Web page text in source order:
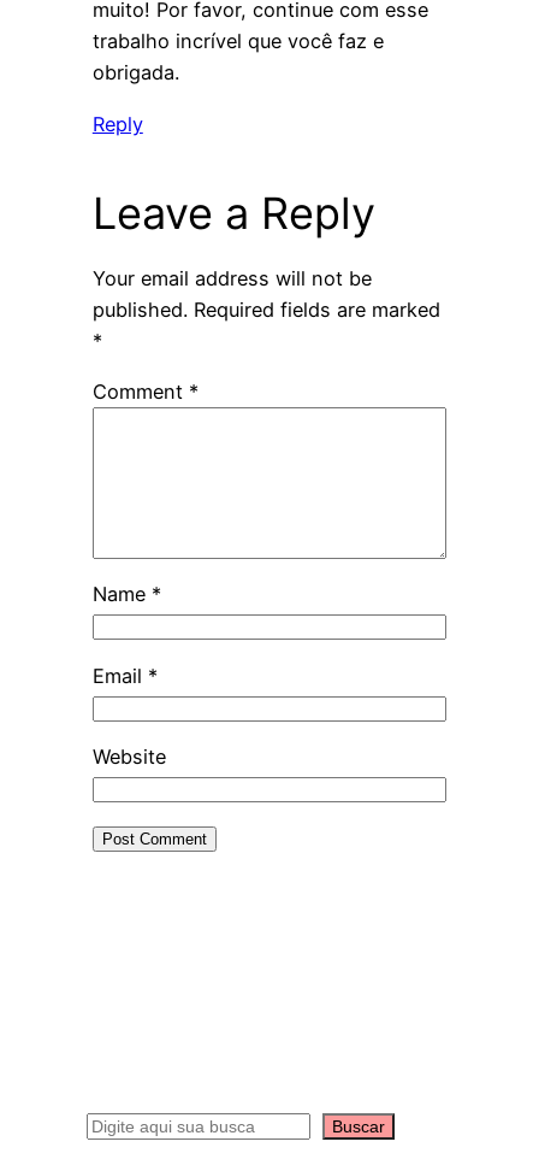
muito! Por favor, continue com esse
trabalho incrível que você faz e
obrigada.
Reply
Leave a Reply
Your email address will not be
published. Required fields are marked
*
Comment *
Name *
Email *
Website
S
Buscar